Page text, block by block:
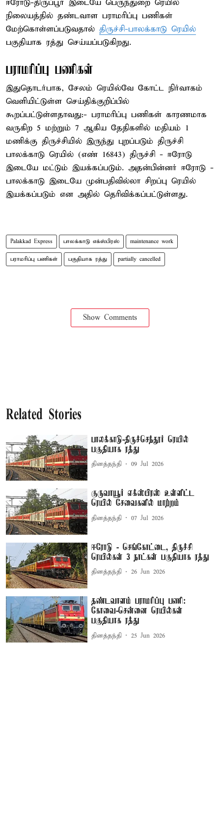
ஈரோடு-திருப்பூர் இடையே பெருந்துறை ரெயில்
நிலையத்தில் தண்டவாள பராமரிப்பு பணிகள்
மேற்கொள்ளப்படுவதால் திருச்சி-பாலக்காடு ரெயில்
பகுதியாக ரத்து செய்யப்படுகிறது.
பராமரிப்பு பணிகள்
இதுதொடர்பாக, சேலம் ரெயில்வே கோட்ட நிர்வாகம்
வெளியிட்டுள்ள செய்திக்குறிப்பில்
கூறப்பட்டுள்ளதாவது:- பராமரிப்பு பணிகள் காரணமாக
வருகிற 5 மற்றும் 7 ஆகிய தேதிகளில் மதியம் 1
மணிக்கு திருச்சியில் இருந்து புறப்படும் திருச்சி
பாலக்காடு ரெயில் (எண் 16843) திருச்சி - ஈரோடு
இடையே மட்டும் இயக்கப்படும். அதன்பின்னர் ஈரோடு -
பாலக்காடு இடையே முன்பதிவில்லா சிறப்பு ரெயில்
இயக்கப்படும் என அதில் தெரிவிக்கப்பட்டுள்ளது.
Palakkad Express பாலக்காடு எக்ஸ்பிரஸ் maintenance work
பராமரிப்பு பணிகள் பகுதியாக ரத்து partially cancelled
Show Comments
Related Stories
பாலக்காடு-திருச்செந்தூர் ரெயில்
பகுதியாக ரத்து
தினத்தந்தி 09 Jul 2026
குருவாயூர் எக்ஸ்பிரஸ் உள்ளிட்ட
ரெயில் சேவைகளில் மாற்றம்
தினத்தந்தி 07 Jul 2026
ஈரோடு - செங்கோட்டை, திருச்சி
ரெயில்கள் 3 நாட்கள் பகுதியாக ரத்து
தினத்தந்தி 26 Jun 2026
தண்டவாளம் பராமரிப்பு பணி:
கோவை-சென்னை ரெயில்கள்
பகுதியாக ரத்து
தினத்தந்தி 25 Jun 2026